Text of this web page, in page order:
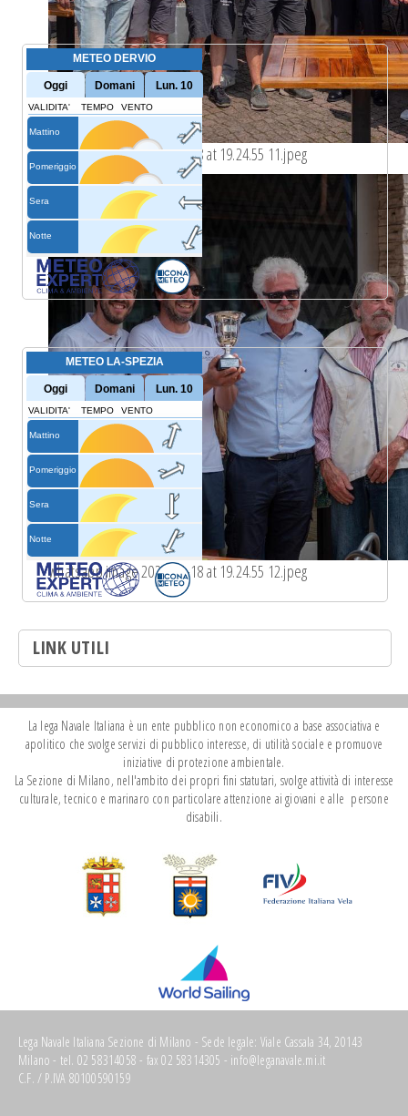
whatsapp image 2023-05-18 at 19.24.55 11.jpeg
whatsapp image 2023-05-18 at 19.24.55 12.jpeg
LINK UTILI
La lega Navale Italiana è un ente pubblico non economico a base associativa e
apolitico che svolge servizi di pubblico interesse, di utilità sociale e promuove
iniziative di protezione ambientale.
La Sezione di Milano, nell'ambito dei propri fini statutari, svolge attività di interesse
culturale, tecnico e marinaro con particolare attenzione ai giovani e alle persone
disabili.
Lega Navale Italiana Sezione di Milano - Sede legale: Viale Cassala 34, 20143
Milano - tel. 02 58314058 - fax 02 58314305 - info@leganavale.mi.it
C.F. / P.IVA 80100590159